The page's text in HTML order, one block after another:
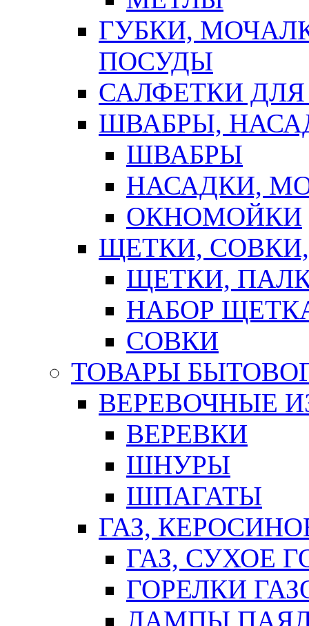
ГУБКИ,
ПОСУДЫ
САЛФЕТКИ
ШВАБРЫ,
ШВАБРЫ
НАСАДКИ,
ОКНОМОЙКИ
ЩЕТКИ,
ЩЕТКИ,
НАБОР
СОВКИ
ТОВАРЫ
ВЕРЕВОЧНЫЕ
ВЕРЕВКИ
ШНУРЫ
ШПАГАТЫ
ГАЗ,
ГАЗ, СУХОЕ
ГОРЕЛКИ